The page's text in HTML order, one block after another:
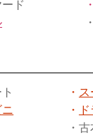
ード
・
・
・
・